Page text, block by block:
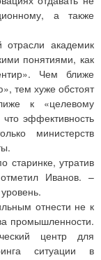
а также
академик
понятиями, как
Чем ближе
тем хуже обстоят
к «целевому
эффективность
министерств
старинке, утратив
Иванов. –
отнести не к
промышленности.
центр для
ситуации в